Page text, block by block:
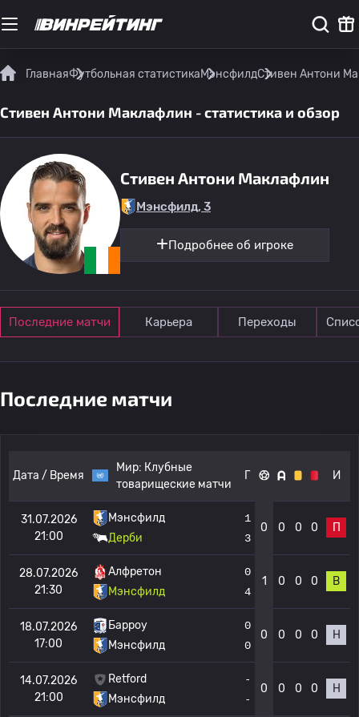
ГлавнаяФутбольная статистикаМэнсфилдСтивен Антони
Стивен Антони Маклафлин - статистика и обзор
Стивен Антони Маклафлин
Мэнсфилд, 3
Подробнее об игроке
Последние матчи Карьера Переходы
Последние матчи
Дата / Время
Мир: Клубные
товарищеские матчи
Г И
31.07.2026
21:00
Мэнсфилд
Дерби
1
3
0 0 0 0 П
28.07.2026
21:30
Алфретон
Мэнсфилд
0
4
1 0 0 0 В
18.07.2026
17:00
Барроу
Мэнсфилд
0
0
0 0 0 0 Н
14.07.2026
21:00
Retford
Мэнсфилд
-
-
0 0 0 0 Н